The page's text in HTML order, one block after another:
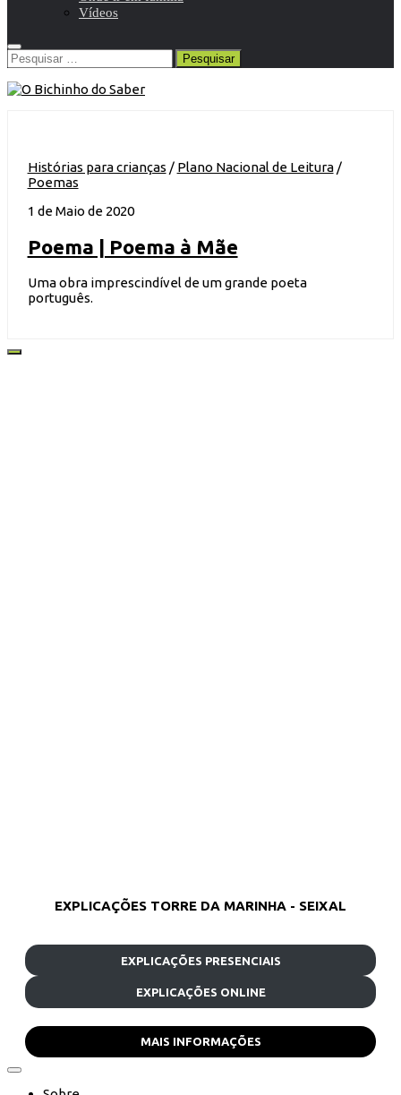
Vídeos
Pesquisar
por:
Histórias para crianças / Plano Nacional de Leitura/
Poemas
1 de Maio de 2020
Poema | Poema à Mãe
Uma obra imprescindível de um grande poeta
português.
EXPLICAÇÕES TORRE DA MARINHA - SEIXAL
EXPLICAÇÕES PRESENCIAIS
EXPLICAÇÕES ONLINE
MAIS INFORMAÇÕES